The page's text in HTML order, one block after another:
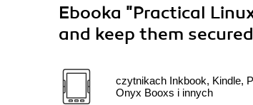
Ebooka "Practical
and keep them
czytnikach Inkbook, Kindle,
Onyx Booxs i innych